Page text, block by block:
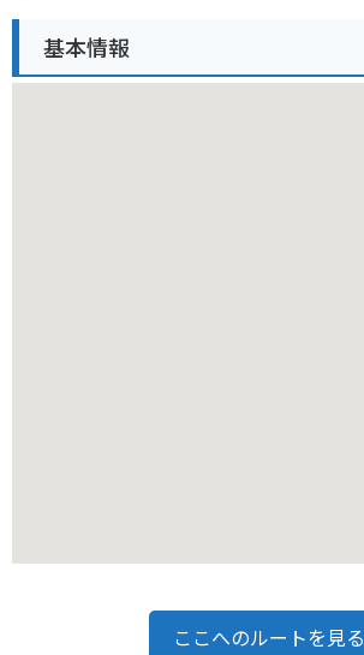
しさです。
基本情報
ここへのルートを見る